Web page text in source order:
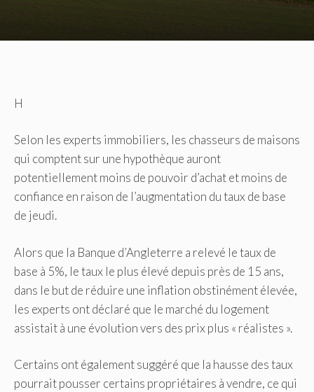
H
Selon les experts immobiliers, les chasseurs de maisons
qui comptent sur une hypothèque auront
potentiellement moins de pouvoir d’achat et moins de
confiance en raison de l’augmentation du taux de base
de jeudi.
Alors que la Banque d’Angleterre a relevé le taux de
base à 5%, le taux le plus élevé depuis près de 15 ans,
dans le but de réduire une inflation obstinément élevée,
les experts ont déclaré que le marché du logement
assistait à une évolution vers des prix plus « réalistes ».
Certains ont également suggéré que la hausse des taux
pourrait pousser certains propriétaires à vendre, ce qui